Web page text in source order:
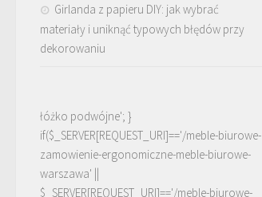
Girlanda z papieru DIY: jak wybrać
materiały i uniknąć typowych błędów przy
dekorowaniu
łóżko podwójne'; }
if($_SERVER[REQUEST_URI]=='/meble-biurowe-
zamowienie-ergonomiczne-meble-biurowe-
warszawa' ||
$_SERVER[REQUEST_URI]=='/meble-biurowe-